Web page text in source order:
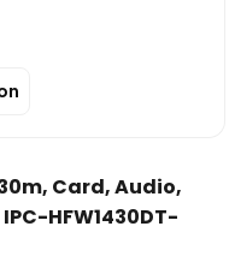
Card, Audio,
HFW1430DT-